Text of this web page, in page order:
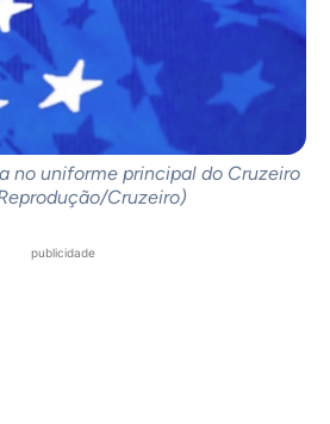
no uniforme principal do Cruzeiro
Cruzeiro)
publicidade